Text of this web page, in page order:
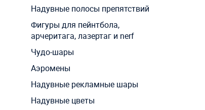
Надувные полосы препятствий
Фигуры для пейнтбола,
арчеритага, лазертаг и nerf
Чудо-шары
Аэромены
Надувные рекламные шары
Надувные цветы